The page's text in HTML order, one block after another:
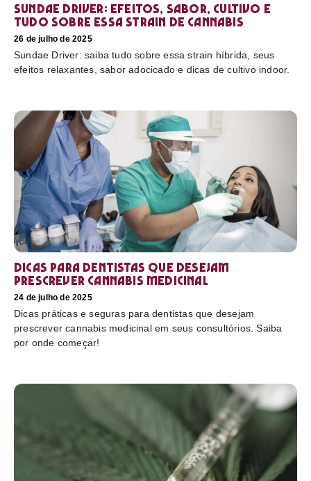
Sundae Driver: efeitos, sabor, cultivo e
tudo sobre essa strain de cannabis
26 de julho de 2025
Sundae Driver: saiba tudo sobre essa strain híbrida, seus
efeitos relaxantes, sabor adocicado e dicas de cultivo indoor.
Dicas para dentistas que desejam
prescrever cannabis medicinal
24 de julho de 2025
Dicas práticas e seguras para dentistas que desejam
prescrever cannabis medicinal em seus consultórios. Saiba
por onde começar!